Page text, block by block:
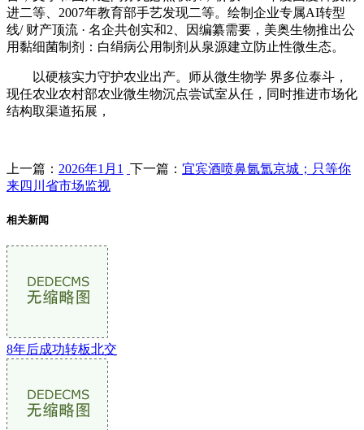
进二等、2007年教育部手艺发现二等。绘制企业专属AI转型
线/ 财产顶流 · 名企共创实和2、因编纂需要，美奥生物推出公
用黏细菌制剂：白绢病公用制剂从泉源建立防止性微生态。
以硬核实力守护农业出产。师从微生物学 界多位泰斗，
现任农业农村部农业微生物沉点尝试室从任，同时推进市场化
结构取渠道拓展，
上一篇： 2026年1月1 下一篇： 宜宾酒喷鼻氤氲京城；只等你
来四川省市场监视
相关新闻
8年后成功转板北交